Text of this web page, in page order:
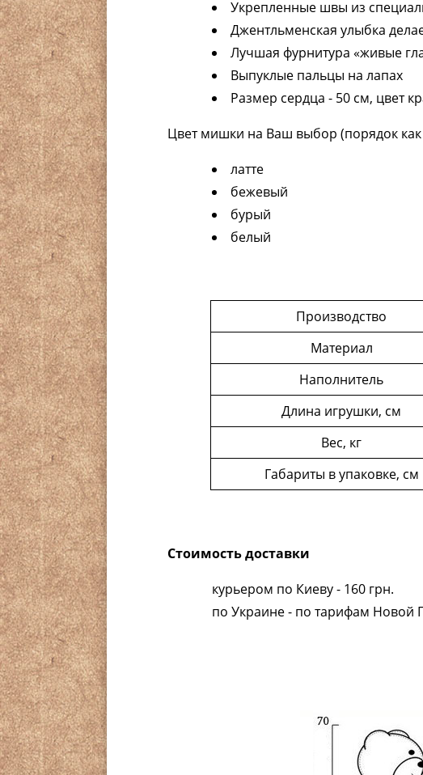
Укрепленные швы из
Джентльменская улыбка
Лучшая фурнитура «живые
Выпуклые пальцы на лапах
Размер сердца - 50 см, цвет
Цвет мишки на Ваш выбор (порядок как
латте
бежевый
бурый
белый
Производство
Материал
Наполнитель
Длина игрушки, см
Вес, кг
Габариты в упаковке, см
Стоимость доставки
курьером по Киеву - 160 грн.
по Украине - по тарифам Новой